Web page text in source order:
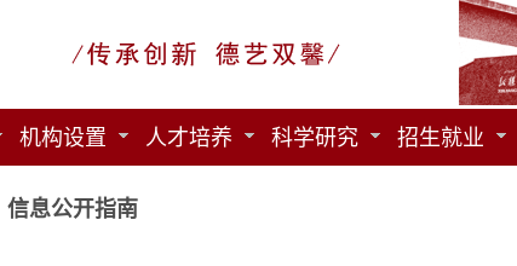
机构设置 人才培养 科学研究 招生就业
信息公开指南